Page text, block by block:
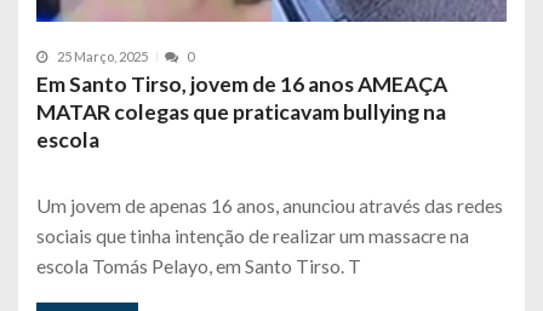
25 Março, 2025 0
Em Santo Tirso, jovem de 16 anos AMEAÇA
MATAR colegas que praticavam bullying na
escola
Um jovem de apenas 16 anos, anunciou através das redes
sociais que tinha intenção de realizar um massacre na
escola Tomás Pelayo, em Santo Tirso. T